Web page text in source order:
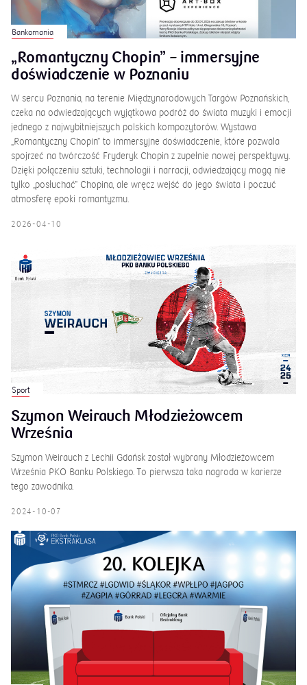
Bankomania
„Romantyczny Chopin” – immersyjne
doświadczenie w Poznaniu
W sercu Poznania, na terenie Międzynarodowych Targów Poznańskich,
czeka na odwiedzających wyjątkowa podróż do świata muzyki i emocji
jednego z najwybitniejszych polskich kompozytorów. Wystawa
„Romantyczny Chopin” to immersyjne doświadczenie, które pozwala
spojrzeć na twórczość Fryderyk Chopin z zupełnie nowej perspektywy.
Dzięki połączeniu sztuki, technologii i narracji, odwiedzający mogą nie
tylko „posłuchać” Chopina, ale wręcz wejść do jego świata i poczuć
atmosferę epoki romantyzmu.
2026-04-10
Sport
Szymon Weirauch Młodzieżowcem
Września
Szymon Weirauch z Lechii Gdańsk został wybrany Młodzieżowcem
Września PKO Banku Polskiego. To pierwsza taka nagroda w karierze
tego zawodnika.
2024-10-07